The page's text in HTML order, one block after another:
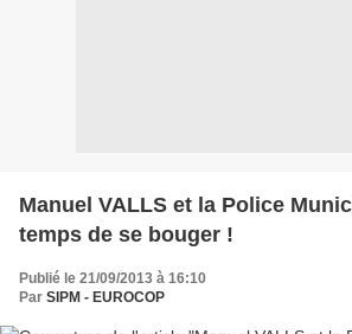
Manuel VALLS et la Police
temps de se bouger !
Publié le 21/09/2013 à 16:10
Par SIPM - EUROCOP